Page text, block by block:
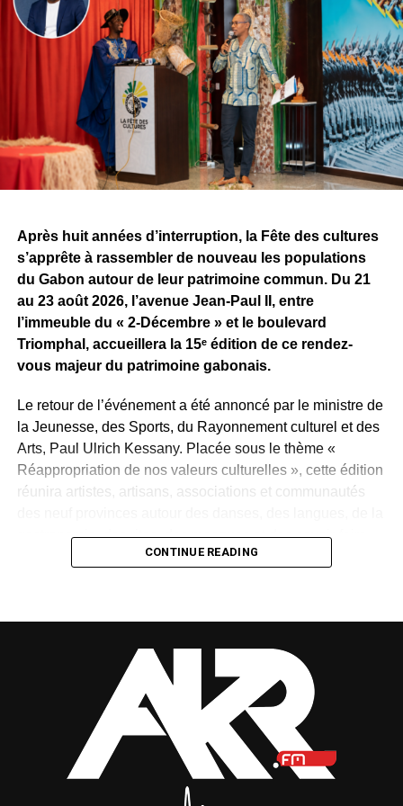
étape avec fierté. Il évoque une vision, une ambition
commune et le début d’une aventure qu’il espère
certainement décisive pour la suite de son parcours.
À travers cette signature, le challenge dépasse désormais
la simple confrontation entre producteurs. Il devient aussi
un espace de rencontres et d’opportunités pour les
artistes. Pour Tris, l’une des premières retombées est déjà
concrète, alors même que la compétition n’est pas encore
Reste maintenant à savoir ce que Sean Bridon Music
prépare pour sa nouvelle recrue. Car après cette belle
exposition, le véritable défi sera de proposer des projets
réguliers et solides, capables d’inscrire durablement Tris
au premier plan de la scène musicale gabonaise.
WhatsApp
Facebook
X Telegram
Email
>>
Après huit années d’interruption, la Fête des cultures
s’apprête à rassembler de nouveau les populations
du Gabon autour de leur patrimoine commun. Du 21
au 23 août 2026, l’avenue Jean-Paul II, entre
l’immeuble du « 2-Décembre » et le boulevard
Triomphal, accueillera la 15ᵉ édition de ce rendez-
vous majeur du patrimoine gabonais.
Le retour de l’événement a été annoncé par le ministre de
la Jeunesse, des Sports, du Rayonnement culturel et des
Arts, Paul Ulrich Kessany. Placée sous le thème «
Réappropriation de nos valeurs culturelles », cette édition
réunira artistes, artisans, associations et communautés
gastronomie, des rites, des masques et des savoir-faire
Libreville, puis portée au niveau national sous la
n’avait plus été organisée depuis 2018. Son retour
apparaît donc comme une « réparation d’une mémoire »,
selon le ministre.
Mais cette renaissance sera-t-elle durable ? La Fête des
cultures redeviendra-t-elle un rendez-vous régulier ou
restera-t-elle une parenthèse exceptionnelle dans
CONTINUE READING